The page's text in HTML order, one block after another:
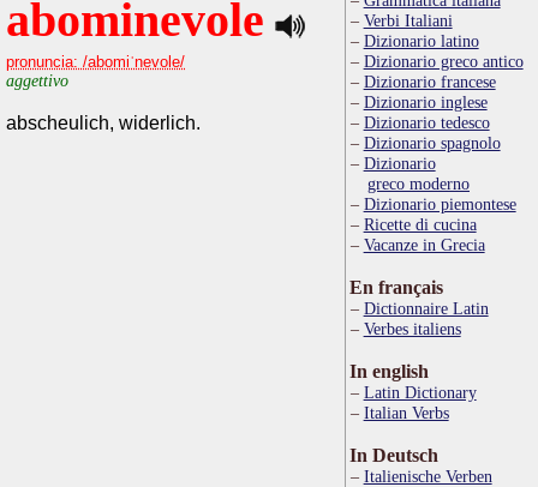
abominevole
pronuncia: /abomiˈnevole/
aggettivo
abscheulich, widerlich.
Verbi Italiani
Dizionario latino
Dizionario greco antico
Dizionario francese
Dizionario inglese
Dizionario tedesco
Dizionario spagnolo
Dizionario
greco moderno
Dizionario piemontese
Ricette di cucina
Vacanze in Grecia
En français
Dictionnaire Latin
Verbes italiens
In english
Latin Dictionary
Italian Verbs
In Deutsch
Italienische Verben